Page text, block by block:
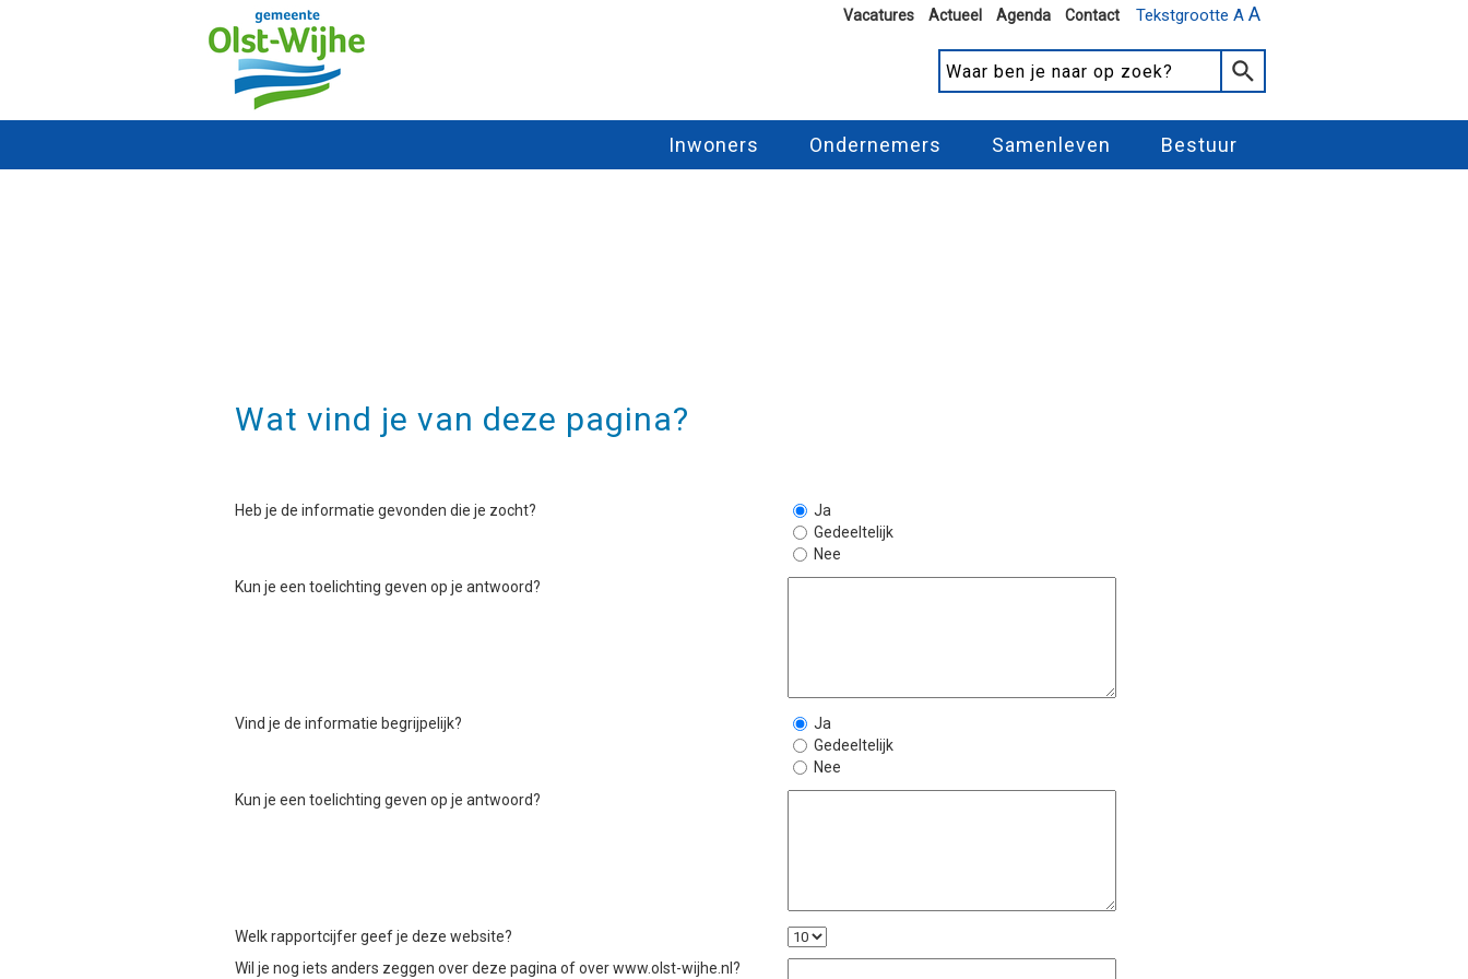
Tekstgrootte A A
Vacatures Actueel Agenda Contact
Inwoners Ondernemers Samenleven Bestuur
Wat vind je van deze pagina?
Heb je de informatie gevonden die je zocht?
Ja
Gedeeltelijk
Nee
Kun je een toelichting geven op je antwoord?
Vind je de informatie begrijpelijk?
Ja
Gedeeltelijk
Nee
Kun je een toelichting geven op je antwoord?
Welk rapportcijfer geef je deze website?
Wil je nog iets anders zeggen over deze pagina of over www.olst-wijhe.nl?